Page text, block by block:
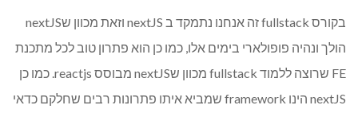
בקורס fullstack זה אנחנו נתמקד ב nextJS וזאת מכוון שnextJS
הולך ונהיה פופולארי בימים אלו, כמו כן הוא פתרון טוב לכל מתכנת
FE שרוצה ללמוד fullstack מכוון שnextJS מבוסס reactjs. כמו כן
nextJS הינו framework שמביא איתו פתרונות רבים שחלקם כדאי